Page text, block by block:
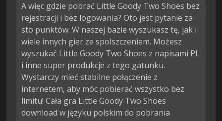
A więc gdzie pobrać Little Goody Two Shoes bez
rejestracji i bez logowania? Oto jest pytanie za
sto punktów. W naszej bazie wyszukasz tę, jak i
wiele innych gier ze spolszczeniem. Możesz
wyszukać Little Goody Two Shoes z napisami PL
i inne super produkcje z tego gatunku.
Wystarczy mieć stabilne połączenie z
internetem, aby móc pobierać wszystko bez
limitu! Cała gra Little Goody Two Shoes
download w języku polskim do pobrania